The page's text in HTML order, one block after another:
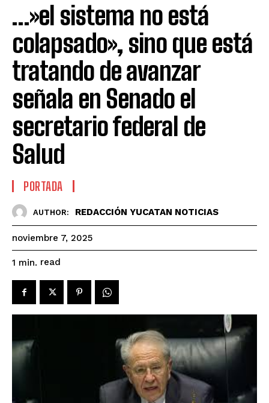
…»el sistema no está
colapsado», sino que está
tratando de avanzar
señala en Senado el
secretario federal de
Salud
PORTADA
AUTHOR: REDACCIÓN YUCATAN NOTICIAS
noviembre 7, 2025
1 min. read